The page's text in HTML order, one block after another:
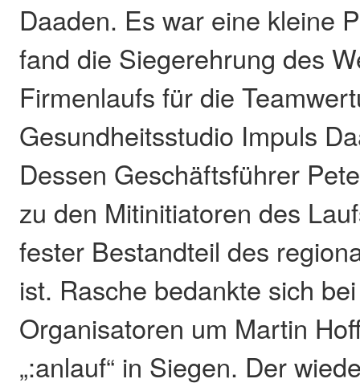
Daaden. Es war eine kleine
fand die Siegerehrung des
Firmenlaufs für die
Gesundheitsstudio Impuls
Dessen Geschäftsführer
zu den Mitinitiatoren des
fester Bestandteil des
ist. Rasche bedankte sich
Organisatoren um Martin
„:anlauf“ in Siegen. Der